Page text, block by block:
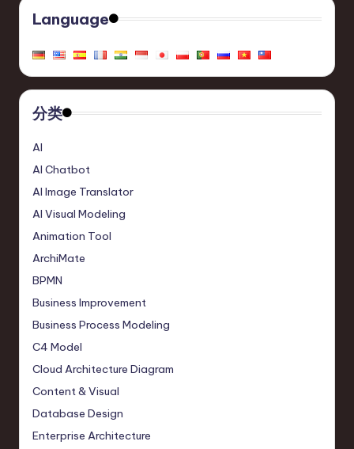
Language
分类
AI
AI Chatbot
AI Image Translator
AI Visual Modeling
Animation Tool
ArchiMate
BPMN
Business Improvement
Business Process Modeling
C4 Model
Cloud Architecture Diagram
Content & Visual
Database Design
Enterprise Architecture